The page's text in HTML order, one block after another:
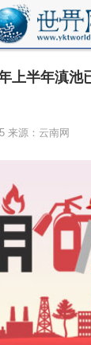
上半年滇池
来源：云南网